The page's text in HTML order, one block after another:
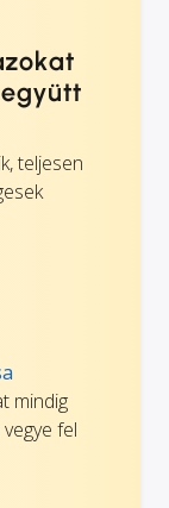
teljesen
mindig
fel